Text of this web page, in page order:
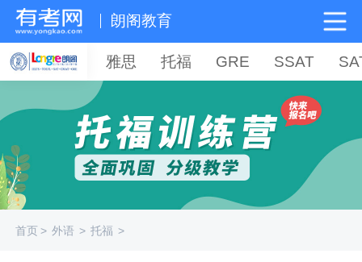
朗阁教育
雅思 托福 GRE SSAT
首页> 外语 > 托福 >